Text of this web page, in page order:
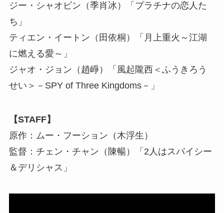
ジー・シャオビン（季肖冰）「プラチナの恋人た
ち」
ティエン・イートン（田依桐）「月上重火～江湖
に燃える愛～」
ジャオ・ジョン（趙崢）「風起隴西＜ふうきろう
せい＞－SPY of Three Kingdoms－」
【STAFF】
原作：ムー・フーション（木浮生）
監督：チェン・チャン（陳暢）「2人はスパイシー
＆デリシャス」